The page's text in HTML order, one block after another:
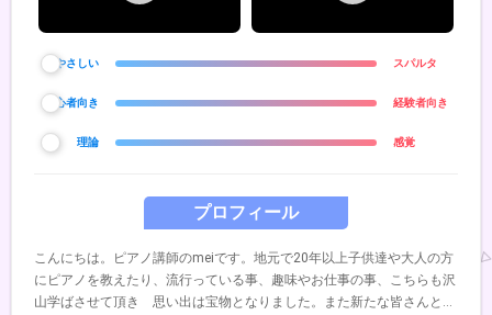
プロフィール
こんにちは。ピアノ講師のmeiです。地元で20年以上子供達や大人の方
にピアノを教えたり、流行っている事、趣味やお仕事の事、こちらも沢
山学ばさせて頂き 思い出は宝物となりました。また新たな皆さんと良
やさしい スパルタ
初心者向き 経験者向き
理論 感覚